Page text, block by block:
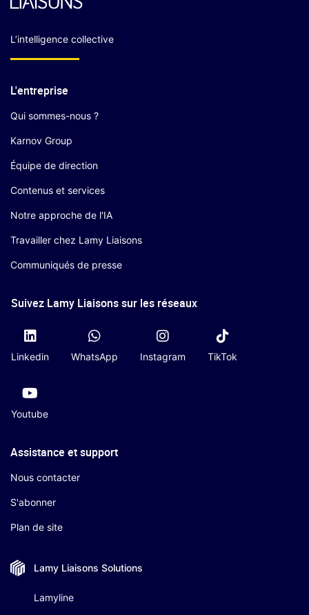
L’intelligence collective
L'entreprise
Qui sommes-nous ?
Karnov Group
Équipe de direction
Contenus et services
Notre approche de l'IA
Travailler chez Lamy Liaisons
Communiqués de presse
Suivez Lamy Liaisons sur les réseaux
Linkedin WhatsApp Instagram TikTok
Youtube
Assistance et support
Nous contacter
S'abonner
Plan de site
Lamy Liaisons Solutions
Lamyline